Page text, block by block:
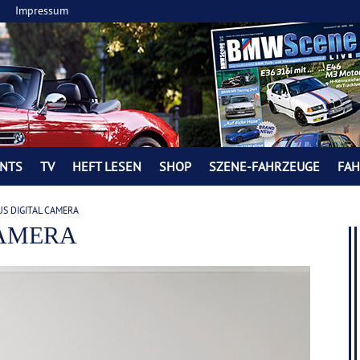
Impressum
TV HEFT LESEN SHOP SZENE-FAHRZEUGE
DIGITAL CAMERA